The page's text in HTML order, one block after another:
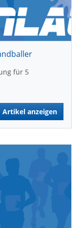
für 5
Artikel anzeigen